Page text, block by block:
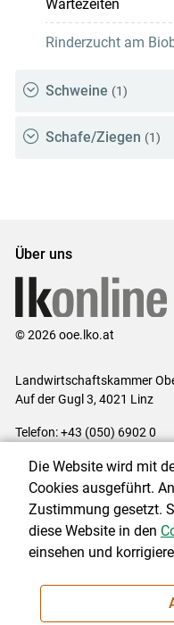
Wartezeiten
Rinderzucht am
Schweine (1)
Schafe/Ziegen (1)
Über uns
© 2026 ooe.lko.at
Landwirtschaftskammer
Auf der Gugl 3, 4021 Linz
Telefon: +43 (050) 6902 0
Impressum|Kontakt|
Barrierefreiheit
Cookie-
NEWSLETTER
Die Website wird mit
Cookies ausgeführt.
Zustimmung gesetzt.
diese Website in den
einsehen und